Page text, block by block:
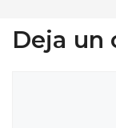
Deja un